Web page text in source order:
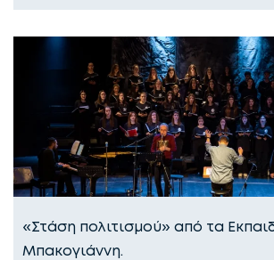
«Στάση πολιτισμού» από τα
Μπακογιάννη.